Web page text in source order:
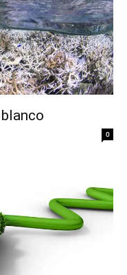
0